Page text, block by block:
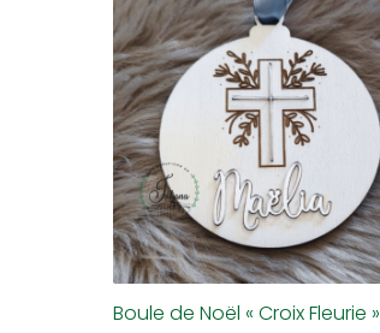
Boule de Noël « Croix Fleurie »